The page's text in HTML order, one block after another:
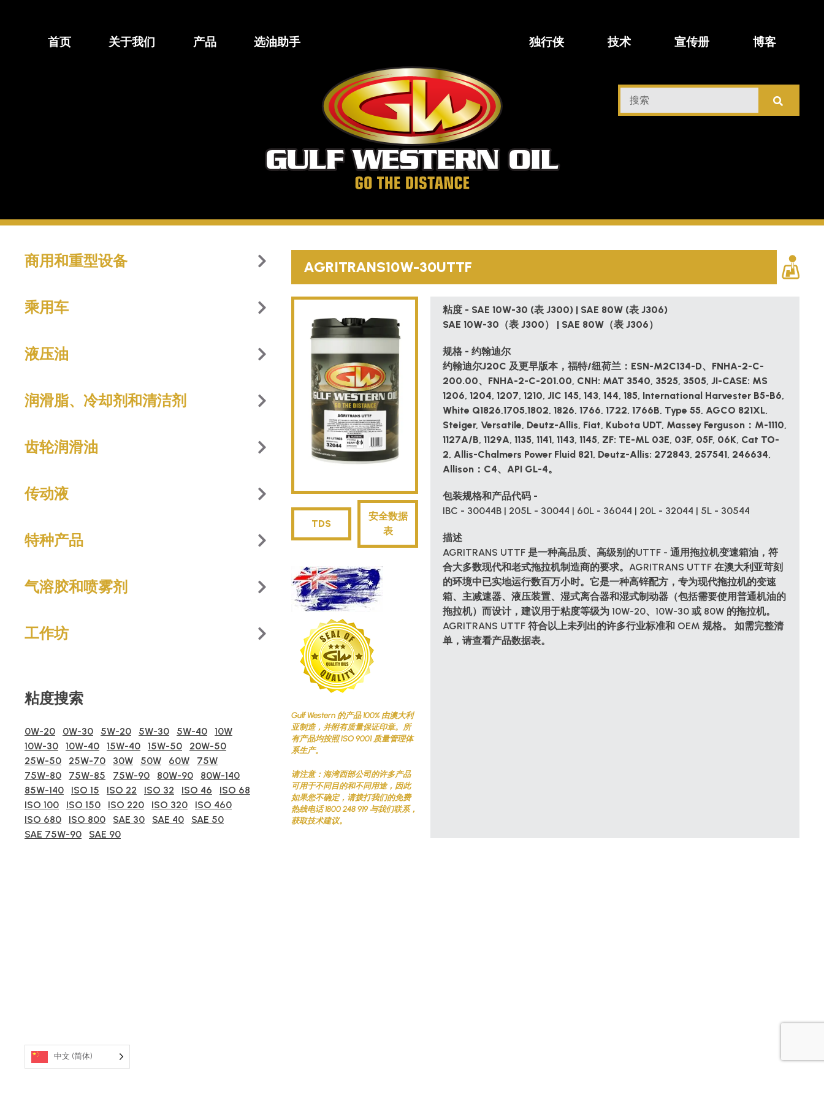
石
油
走
首页 关于我们 产品 选油助手 独行侠 技术 宣传册 博客
搜
商用和重型设备
乘用车
液压油
润滑脂、冷却剂和清洁剂
齿轮润滑油
传动液
特种产品
气溶胶和喷雾剂
工作坊
粘度搜索
0W-20 0W-30 5W-20 5W-30 5W-40
10W
10W-30
10W-40 15W-40 15W-50
20W-50
25W-50
25W-70 30W 50W 60W
75W
75W-80
75W-85 75W-90 80W-90
80W-140
85W-140
ISO 15 ISO 22 ISO 32 ISO 46
ISO 68
ISO 100
ISO 150 ISO 220 ISO 320
ISO 460
ISO 680
ISO 800 SAE 30 SAE 40
SAE 50
SAE 75W-90
SAE 90
Gulf Western 的产品 100% 由澳大利
亚制造，并附有质量保证印章。所
有产品均按照 ISO 9001 质量管理体
系生产。
请注意：海湾西部公司的许多产品
可用于不同目的和不同用途，因此
如果您不确定，请拨打我们的免费
热线电话 1800 248 919 与我们联系，
获取技术建议。
TDS
安全数据
表
AGRITRANS10W-30UTTF
粘度 - SAE 10W-30 (表 J300) | SAE 80W (表 J306)
SAE 10W-30（表 J300） | SAE 80W（表 J306）
规格 - 约翰迪尔
约翰迪尔J20C 及更早版本，福特/纽荷兰：ESN-M2C134-D、FNHA-2-C-
200.00、FNHA-2-C-201.00, CNH: MAT 3540, 3525, 3505, JI-CASE: MS
1206, 1204, 1207, 1210, JIC 145, 143, 144, 185, International Harvester B5-B6,
White Q1826,1705,1802, 1826, 1766, 1722, 1766B, Type 55, AGCO 821XL,
Steiger, Versatile, Deutz-Allis, Fiat, Kubota UDT, Massey Ferguson：M-1110,
1127A/B, 1129A, 1135, 1141, 1143, 1145, ZF: TE-ML 03E, 03F, 05F, 06K, Cat TO-
2, Allis-Chalmers Power Fluid 821, Deutz-Allis: 272843, 257541, 246634,
Allison：C4、API GL-4。
包装规格和产品代码 -
IBC - 30044B | 205L - 30044 | 60L - 36044 | 20L - 32044 | 5L - 30544
描述
AGRITRANS UTTF 是一种高品质、高级别的UTTF - 通用拖拉机变速箱油 ，符
合大多数现代和老式拖拉机制造商的要求。AGRITRANS UTTF 在澳大利亚苛刻
的环境中已实地运行数百万小时。它是一种高锌配方，专为现代拖拉机的变速
箱、主减速器、液压装置、湿式离合器和湿式制动器（包括需要使用普通机油的
拖拉机）而设计，建议用于粘度等级为 10W-20、10W-30 或 80W 的拖拉机。
AGRITRANS UTTF 符合以上未列出的许多行业标准和 OEM 规格。 如需完整清
单，请查看产品数据表。
中文 (简体)